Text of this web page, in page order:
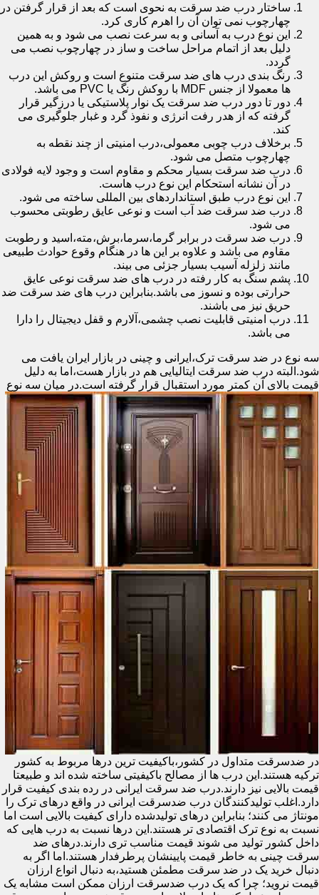
ساختار درب ضد سرقت به نحوی است که بعد از قرار گرفتن در
چهارچوب نمی توان آن را اهرم کاری کرد.
این نوع درب به آسانی و به سرعت نصب می شود و به همین
دلیل بعد از اتمام مراحل ساخت و ساز در چهارچوب نصب می
گردد.
رنگ بندی درب های ضد سرقت متنوع است و روکش این درب
ها معمولا از جنس MDF با روکش رنگ یا PVC می باشد.
دور تا دور درب ضد سرقت یک نوار پلاستیکی یا درزگیر قرار
گرفته که از هدر رفت انرژی و نفوذ گرد و غبار جلوگیری می
کند.
برخلاف درب چوبی معمولی،درب امنیتی از چند نقطه به
چهارچوب متصل می شود.
درب ضد سرقت بسیار محکم و مقاوم است و وجود لایه فولادی
در آن نشانه استحکام این نوع درب هاست.
این نوع درب طبق استانداردهای بین المللی ساخته می شود.
درب ضد سرقت ضد آب است و نوعی عایق رطوبتی محسوب
می شود.
درب ضد سرقت در برابر گرما،سرما،برش،مته،اسید و رطوبت
مقاوم می باشد و علاوه بر این ها در هنگام وقوع حوادث طبیعی
مانند زلزله آسیب بسیار جزئی می بیند.
پشم سنگ به کار رفته در درب های ضد سرقت نوعی عایق
حرارتی بوده و نسوز می باشد.بنابراین درب های ضد سرقت ضد
حریق نیز می باشند.
درب امنیتی قابلیت نصب چشمی،آلارم و قفل دیجیتال را دارا
می باشد.
سه نوع در ضد سرقت ترک،ایرانی و چینی در بازار ایران یافت می
شود.البته درب ضد سرقت ایتالیایی هم در بازار هست،اما به دلیل
قیمت بالای آن کمتر مورد استقبال قرار گرفته است.در میان سه نوع
در ضدسرقت متداول در کشور،باکیفیت ترین درها مربوط به کشور
ترکیه هستند.این درب ها از مصالح باکیفیتی ساخته شده اند و طبیعتا
قیمت بالایی نیز دارند.درب ضد سرقت ایرانی در رده بندی کیفیت قرار
دارد.اغلب تولیدکنندگان درب ضدسرقت ایرانی در واقع درهای ترک را
مونتاژ می کنند؛ بنابراین درهای تولیدشده دارای کیفیت بالایی است اما
نسبت به نوع ترک اقتصادی تر هستند.این درها نسبت به درب هایی که
داخل کشور تولید می شوند قیمت مناسب تری دارند.درهای ضد
سرقت چینی به خاطر قیمت پایینشان پرطرفدار هستند.اما اگر به
دنبال خرید یک در ضد سرقت مطمئن هستید،به دنبال انواع ارزان
قیمت نروید؛ چرا که یک درب ضدسرقت ارزان ممکن است مشابه یک